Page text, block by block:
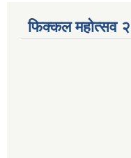
फिक्कल महोत्सव